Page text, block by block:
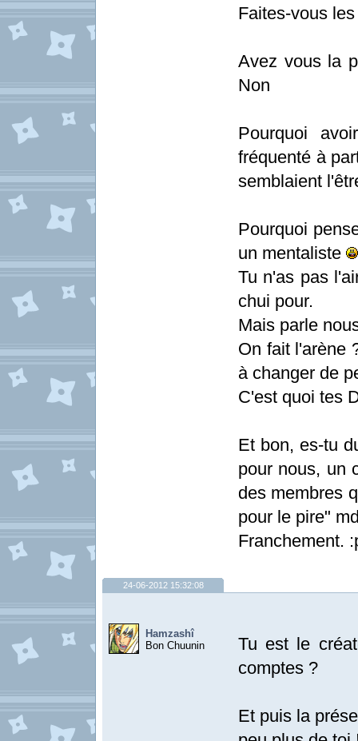
Faites-vous
Avez vous la
Non
Pourquoi
fréquenté à
semblaient
Pourquoi
un mentaliste
Tu n'as pas
chui pour.
Mais parle
On fait l'arène
à changer de
C'est quoi tes
Et bon, es-tu
pour nous, un
des membres
pour le pire"
Franchement.
24-06-2012 15:32:08
Hamzashî
Bon Chuunin
Tu est le
comptes ?
Et puis la